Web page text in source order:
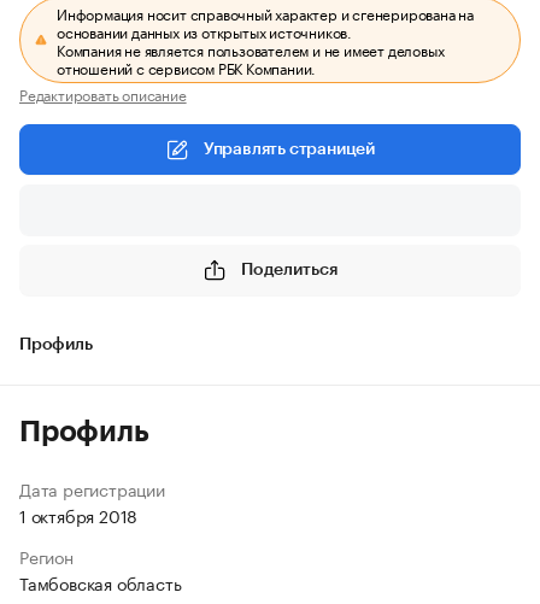
Информация носит справочный характер и сгенерирована на
основании данных из открытых источников.
Компания не является пользователем и не имеет деловых
отношений с сервисом РБК Компании.
Редактировать описание
Управлять страницей
Поделиться
Профиль
Профиль
Дата регистрации
1 октября 2018
Регион
Тамбовская область